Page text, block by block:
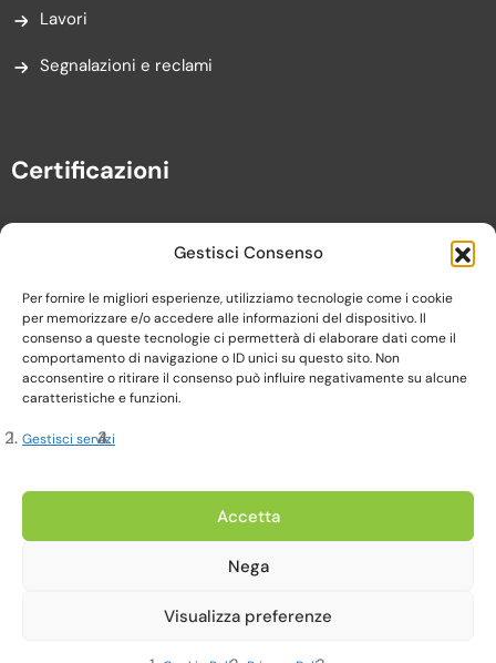
Gestisci Consenso
Per fornire le migliori esperienze, utilizziamo tecnologie come i cookie
per memorizzare e/o accedere alle informazioni del dispositivo. Il
consenso a queste tecnologie ci permetterà di elaborare dati come il
comportamento di navigazione o ID unici su questo sito. Non
acconsentire o ritirare il consenso può influire negativamente su alcune
caratteristiche e funzioni.
Gestisci servizi
Accetta
Nega
Visualizza preferenze
Lavori
Segnalazioni e reclami
Certificazioni
Copyright 2023, Cardine srl. All Rights Reserved
Cookie Policy |
Realizzato da Web-Arte.it